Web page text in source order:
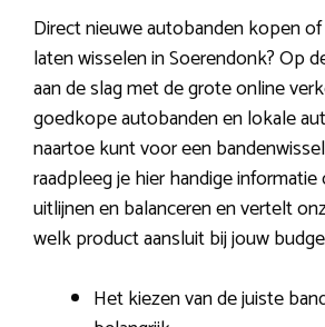
Direct nieuwe autobanden kopen
laten wisselen in Soerendonk? Op
aan de slag met de grote online
goedkope autobanden en lokale
naartoe kunt voor een
raadpleeg je hier handige
uitlijnen en balanceren en vertelt
welk product aansluit bij jouw
Het kiezen van de juiste